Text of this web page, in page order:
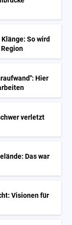
So wird
Hier
verletzt
Das war
Visionen für